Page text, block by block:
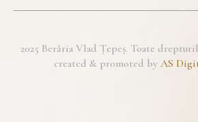
2025 Berăria Vlad Țepeș. Toate
created & promoted by AS